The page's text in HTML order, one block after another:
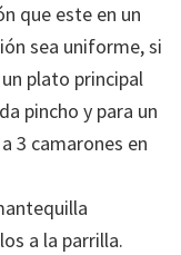
que este en un
sea uniforme, si
plato principal
pincho y para un
3 camarones en
a la parrilla.